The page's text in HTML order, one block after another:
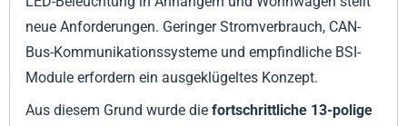
neue Anforderungen. Geringer Stromverbrauch, CAN-
Bus-Kommunikationssysteme und empfindliche BSI-
Module erfordern ein ausgeklügeltes Konzept.
Aus diesem Grund wurde diefortschrittliche 13-polige